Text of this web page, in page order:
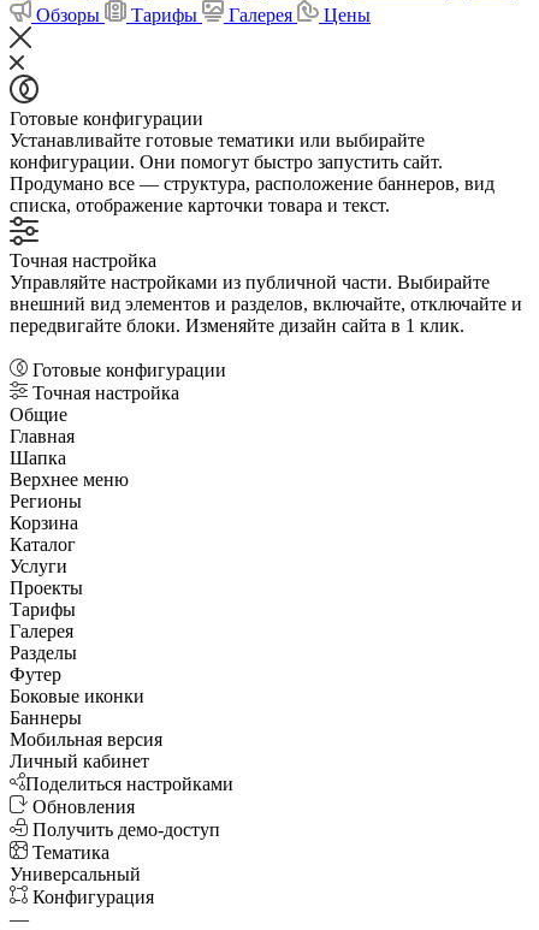
Обзоры
Тарифы Галерея Цены
Готовые конфигурации
Устанавливайте готовые тематики или выбирайте
конфигурации. Они помогут быстро запустить сайт.
Продумано все — структура, расположение баннеров, вид
списка, отображение карточки товара и текст.
Точная настройка
Управляйте настройками из публичной части. Выбирайте
внешний вид элементов и разделов, включайте, отключайте и
передвигайте блоки. Изменяйте дизайн сайта в 1 клик.
Готовые конфигурации
Точная настройка
Общие
Главная
Шапка
Верхнее меню
Регионы
Корзина
Каталог
Услуги
Проекты
Тарифы
Галерея
Разделы
Футер
Боковые иконки
Баннеры
Мобильная версия
Личный кабинет
Поделиться настройками
Обновления
Получить демо-доступ
Тематика
Универсальный
Конфигурация
—